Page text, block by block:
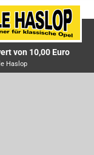
von 10,00 Euro
Haslop